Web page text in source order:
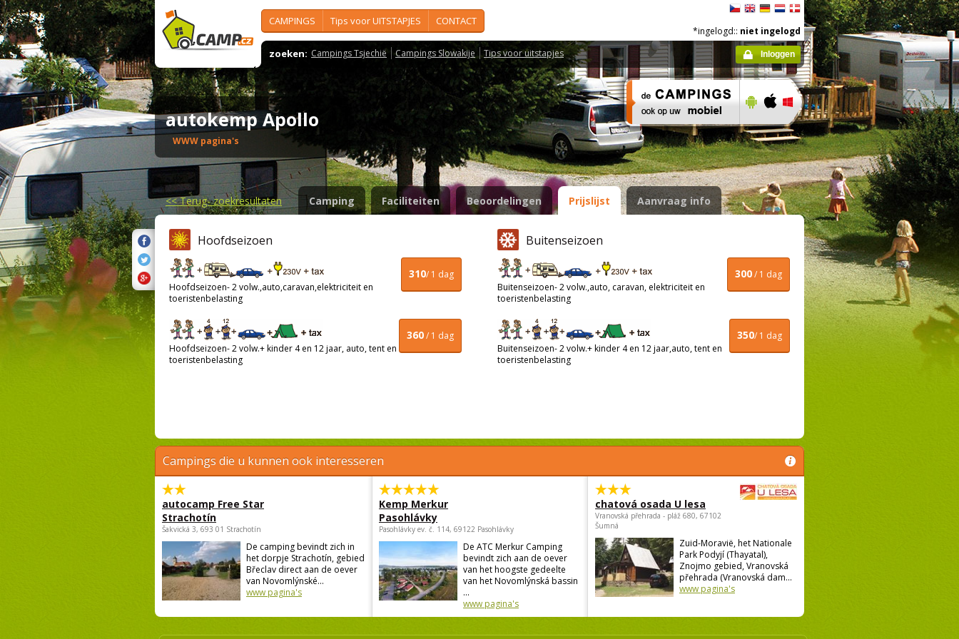
CAMPINGS Tips voor UITSTAPJES CONTACT
zoeken: Campings Tsjechië Campings Slowakije Tips voor uitstapjes
*ingelogd:: niet ingelogd
Inloggen
autokemp Apollo
WWW pagina's
<<Terug- zoekresultaten Camping Faciliteiten Beoordelingen Prijslijst Aanvraag info
Hoofdseizoen
310/ 1 dag
Hoofdseizoen- 2 volw.,auto,caravan,elektriciteit en
toeristenbelasting
360/ 1 dag
Hoofdseizoen- 2 volw.+ kinder 4 en 12 jaar, auto, tent en
toeristenbelasting
Buitenseizoen
300/ 1 dag
Buitenseizoen- 2 volw.,auto, caravan, elektriciteit en
toeristenbelasting
350/ 1 dag
Buitenseizoen- 2 volw.+ kinder 4 en 12 jaar,auto, tent en
toeristenbelasting
Campings die u kunnen ook interesseren
autocamp Free Star
Strachotín
Šakvická 3, 693 01 Strachotín
De camping bevindt zich in
het dorpje Strachotín, gebied
Břeclav direct aan de oever
van Novomlýnské...
www pagina's
Kemp Merkur
Pasohlávky
Pasohlávky ev. č. 114, 69122 Pasohlávky
De ATC Merkur Camping
bevindt zich aan de oever
van het hoogste gedeelte
van het Novomlýnská bassin
...
www pagina's
chatová osada U lesa
Vranovská přehrada - pláž 680, 67102
Šumná
Zuid-Moravië, het Nationale
Park Podyjí (Thayatal),
Znojmo gebied, Vranovská
přehrada (Vranovská dam...
www pagina's